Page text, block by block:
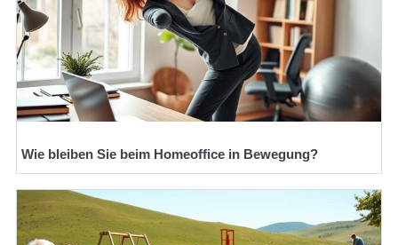
Wie bleiben Sie beim Homeoffice in Bewegung?